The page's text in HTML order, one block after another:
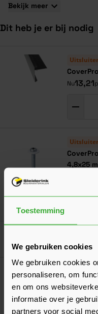
Toestemming
We gebruiken cookies
We gebruiken cookies
personaliseren, om
en om ons
informatie over je
partners voor social
Bekijk meer
Dit heb je er bij nodig
Nu13,21
4,8x25
Verwerkingsadvies
EPDM
dak
Volg dit complete